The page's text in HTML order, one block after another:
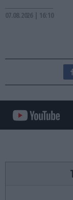
07.08.2026 | 16:10